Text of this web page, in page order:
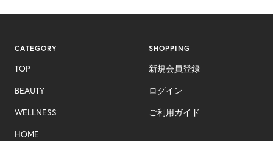
CATEGORY
TOP
BEAUTY
WELLNESS
HOME
SHOPPING
新規会員登録
ログイン
ご利用ガイド